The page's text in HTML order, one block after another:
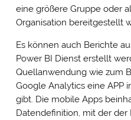
eine größere Gruppe oder
Organisation bereitgestellt
Es können auch Berichte
Power BI Dienst erstellt
Quellanwendung wie zum
Google Analytics eine APP
gibt. Die mobile Apps
Datendefinition, mit der